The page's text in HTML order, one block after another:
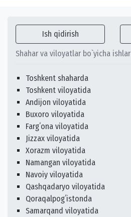
Ish qidirish
Shahar va viloyatlar bo`yicha ishlar
Toshkent shaharda
Toshkent viloyatida
Andijon viloyatida
Buxoro viloyatida
Fargʻona viloyatida
Jizzax viloyatida
Xorazm viloyatida
Namangan viloyatida
Navoiy viloyatida
Qashqadaryo viloyatida
Qoraqalpogʻistonda
Samarqand viloyatida